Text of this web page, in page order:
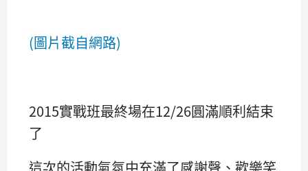
(圖片截自網路)
2015實戰班最終場在12/26圓滿順利結束
了